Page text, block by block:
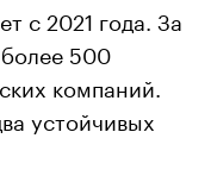
с 2021 года. За
500
компаний.
устойчивых